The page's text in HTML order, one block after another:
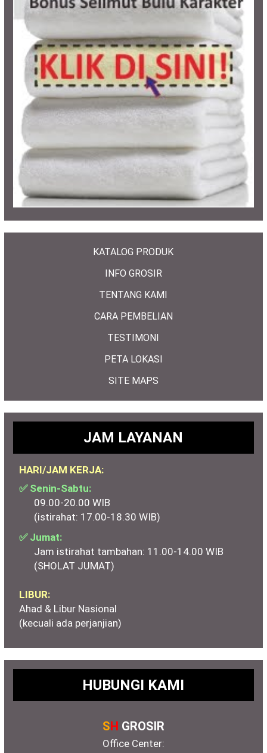
KATALOG PRODUK
INFO GROSIR
TENTANG KAMI
CARA PEMBELIAN
TESTIMONI
PETA LOKASI
SITE MAPS
JAM LAYANAN
HARI/JAM KERJA:
✅ Senin-Sabtu:
09.00-20.00 WIB
(istirahat: 17.00-18.30 WIB)
✅ Jumat:
Jam istirahat tambahan: 11.00-14.00 WIB
(SHOLAT JUMAT)
LIBUR:
Ahad & Libur Nasional
(kecuali ada perjanjian)
HUBUNGI KAMI
SH GROSIR
Office Center: